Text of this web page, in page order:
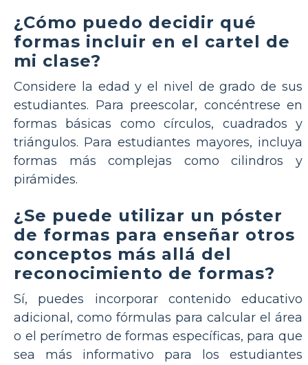
¿Cómo puedo decidir qué
formas incluir en el cartel de
mi clase?
Considere la edad y el nivel de grado de sus
estudiantes. Para preescolar, concéntrese en
formas básicas como círculos, cuadrados y
triángulos. Para estudiantes mayores, incluya
formas más complejas como cilindros y
pirámides.
¿Se puede utilizar un póster
de formas para enseñar otros
conceptos más allá del
reconocimiento de formas?
Sí, puedes incorporar contenido educativo
adicional, como fórmulas para calcular el área
o el perímetro de formas específicas, para que
sea más informativo para los estudiantes